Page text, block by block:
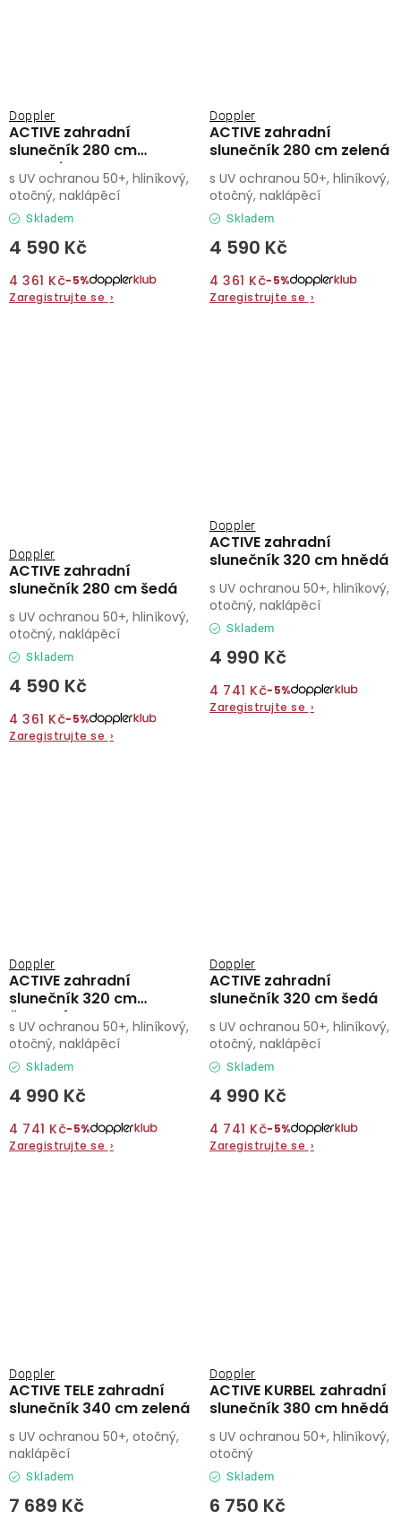
ACTIVE zahradní
slunečník 280 cm
antracit
Doppler
Skladem
4 590 Kč
4 361 Kč−5%
Zaregistrujte se ›
s UV ochranou 50+, hliníkový,
otočný, naklápěcí
ACTIVE zahradní
slunečník 280 cm zelená
Doppler
Skladem
4 590 Kč
4 361 Kč−5%
Zaregistrujte se ›
s UV ochranou 50+, hliníkový,
otočný, naklápěcí
ACTIVE zahradní
slunečník 280 cm šedá
Doppler
Skladem
4 590 Kč
4 361 Kč−5%
Zaregistrujte se ›
s UV ochranou 50+, hliníkový,
otočný, naklápěcí
ACTIVE zahradní
slunečník 320 cm hnědá
Doppler
Skladem
4 990 Kč
4 741 Kč−5%
Zaregistrujte se ›
s UV ochranou 50+, hliníkový,
otočný, naklápěcí
ACTIVE zahradní
slunečník 320 cm
červená
Doppler
Skladem
4 990 Kč
4 741 Kč−5%
Zaregistrujte se ›
s UV ochranou 50+, hliníkový,
otočný, naklápěcí
ACTIVE zahradní
slunečník 320 cm šedá
Doppler
Skladem
4 990 Kč
4 741 Kč−5%
Zaregistrujte se ›
s UV ochranou 50+, hliníkový,
otočný, naklápěcí
ACTIVE TELE zahradní
slunečník 340 cm zelená
Doppler
Skladem
7 689 Kč
s UV ochranou 50+, otočný,
naklápěcí
ACTIVE KURBEL zahradní
slunečník 380 cm hnědá
Doppler
Skladem
6 750 Kč
s UV ochranou 50+, hliníkový,
otočný